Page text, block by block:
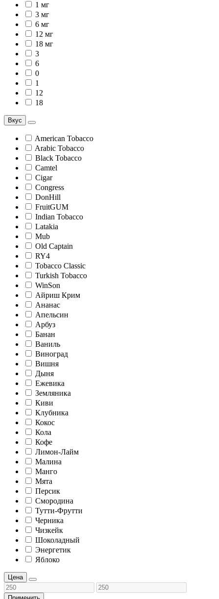
1 мг
3 мг
6 мг
12 мг
18 мг
3
6
0
1
12
18
Вкус
American Tobacco
Arabic Tobacco
Black Tobacco
Camtel
Cigar
Congress
DonHill
FruitGUM
Indian Tobacco
Latakia
Mub
Old Captain
RY4
Tobacco Classic
Turkish Tobacco
WinSon
Айриш Крим
Ананас
Апельсин
Арбуз
Банан
Ваниль
Виноград
Вишня
Дыня
Ежевика
Земляника
Киви
Клубника
Кокос
Кола
Кофе
Лимон-Лайм
Малина
Манго
Мята
Персик
Смородина
Тутти-Фрутти
Черника
Чизкейк
Шоколадный
Энергетик
Яблоко
Цена